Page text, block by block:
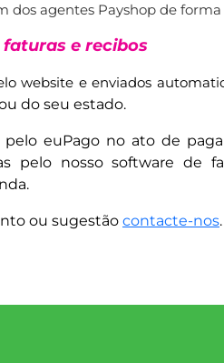
agentes Payshop de
faturas e recibos
website e enviados
do seu estado.
euPago no ato de
pelo nosso software de
ou sugestão contacte-nos.